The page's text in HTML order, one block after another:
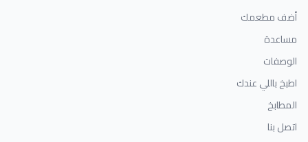
أضف مطعمك
مساعدة
الوصفات
اطبخ باللي عندك
المطابخ
اتصل بنا